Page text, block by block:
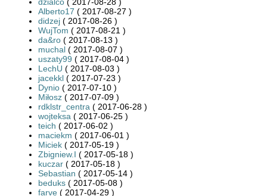
Alberto17 ( 2017-08-27 )
didzej ( 2017-08-26 )
WujTom ( 2017-08-21 )
da&ro ( 2017-08-13 )
muchal ( 2017-08-07 )
uszaty99 ( 2017-08-04 )
LechU ( 2017-08-03 )
jacekkl ( 2017-07-23 )
Dynio ( 2017-07-10 )
Miłosz ( 2017-07-09 )
rdklstr_centra ( 2017-06-28 )
wojteksa ( 2017-06-25 )
teich ( 2017-06-02 )
maciekm ( 2017-06-01 )
Miciek ( 2017-05-19 )
Zbigniew.I ( 2017-05-18 )
kuczar ( 2017-05-18 )
Sebastian ( 2017-05-14 )
beduks ( 2017-05-08 )
farve ( 2017-04-29 )